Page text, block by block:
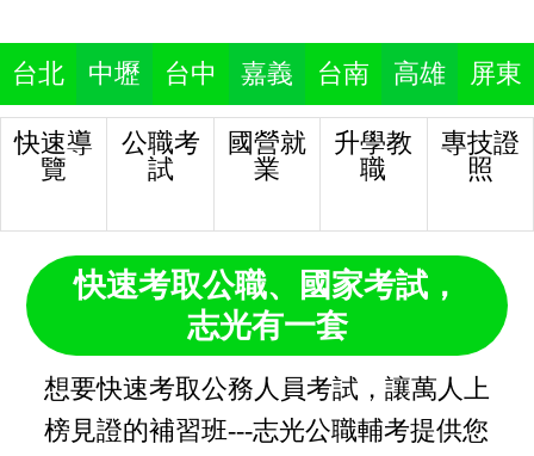
台北 中壢 台中 嘉義 台南 高雄 屏東
快速導
覽
公職考
試
國營就
業
升學教
職
專技證
照
快速考取公職、國家考試，
志光有一套
想要快速考取公務人員考試，讓萬人上
榜見證的補習班---志光公職輔考提供您